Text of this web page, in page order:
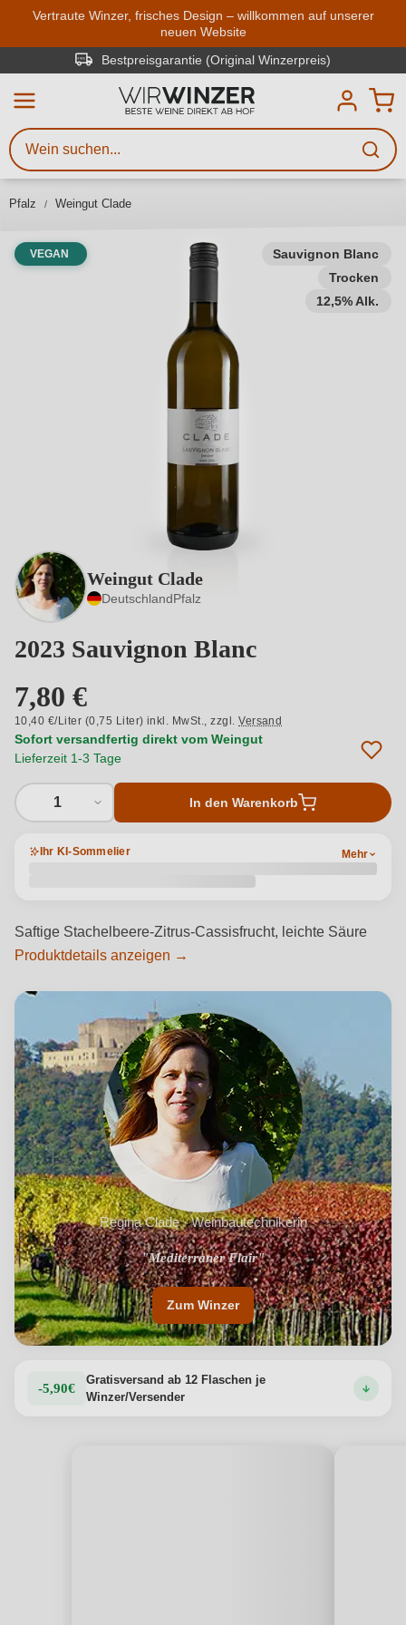
Zum Hauptinhalt springen
Vertraute Winzer, frisches Design – willkommen auf unserer
neuen Website
Winzerpreis)
Trusted Shop (geprüft
Pfalz Weingut Clade
Sauvignon Blanc
Trocken
12,5% Alk.
VEGAN
Weingut Clade
DeutschlandPfalz
2023 Sauvignon Blanc
7,80 €
10,40 €/Liter (0,75 Liter) inkl. MwSt.,zzgl.Versand
Sofort versandfertig direkt vom Weingut
Lieferzeit 1-3 Tage
1 In den Warenkorb
Ihr KI-Sommelier Mehr
Saftige Stachelbeere-Zitrus-Cassisfrucht, leichte Säure
Produktdetails anzeigen →
Regina Clade · Weinbautechnikerin
"Mediterraner Flair"
Zum Winzer
-5,90€
Gratisversand ab 12 Flaschen je
Winzer/Versender
Weinsuche
Mindestens 3 Zeichen eingeben
Beschreiben Sie, welchen Wein
Sie suchen – ob nach Geschmack,